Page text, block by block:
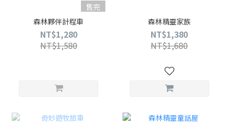
售完
森林夥伴計程車
NT$1,280
NT$1,580
森林精靈家族
NT$1,380
NT$1,680